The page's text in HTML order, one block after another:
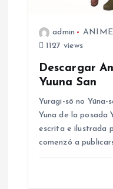
admin ANIME
1127 views
Descargar
Yuuna San
Yuragi-sō no Yūna-
Yuna de la posada
escrita e ilustrada
comenzó a